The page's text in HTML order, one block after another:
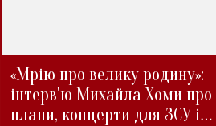
«Мрію про велику родину»:
інтерв'ю Михайла Хоми про
плани, концерти для ЗСУ і